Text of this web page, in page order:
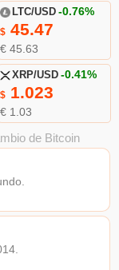
LTC/USD -0.76%
$45.47
€ 45.63
XRP/USD -0.41%
$1.023
€ 1.03
de Bitcoin